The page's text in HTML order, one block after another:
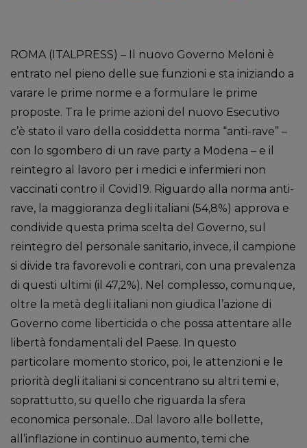
ROMA (ITALPRESS) – Il nuovo Governo Meloni è
entrato nel pieno delle sue funzioni e sta iniziando a
varare le prime norme e a formulare le prime
proposte. Tra le prime azioni del nuovo Esecutivo
c’è stato il varo della cosiddetta norma “anti-rave” –
con lo sgombero di un rave party a Modena – e il
reintegro al lavoro per i medici e infermieri non
vaccinati contro il Covid19. Riguardo alla norma anti-
rave, la maggioranza degli italiani (54,8%) approva e
condivide questa prima scelta del Governo, sul
reintegro del personale sanitario, invece, il campione
si divide tra favorevoli e contrari, con una prevalenza
di questi ultimi (il 47,2%). Nel complesso, comunque,
oltre la metà degli italiani non giudica l’azione di
Governo come liberticida o che possa attentare alle
libertà fondamentali del Paese. In questo
particolare momento storico, poi, le attenzioni e le
priorità degli italiani si concentrano su altri temi e,
soprattutto, su quello che riguarda la sfera
economica personale…Dal lavoro alle bollette,
all’inflazione in continuo aumento, temi che